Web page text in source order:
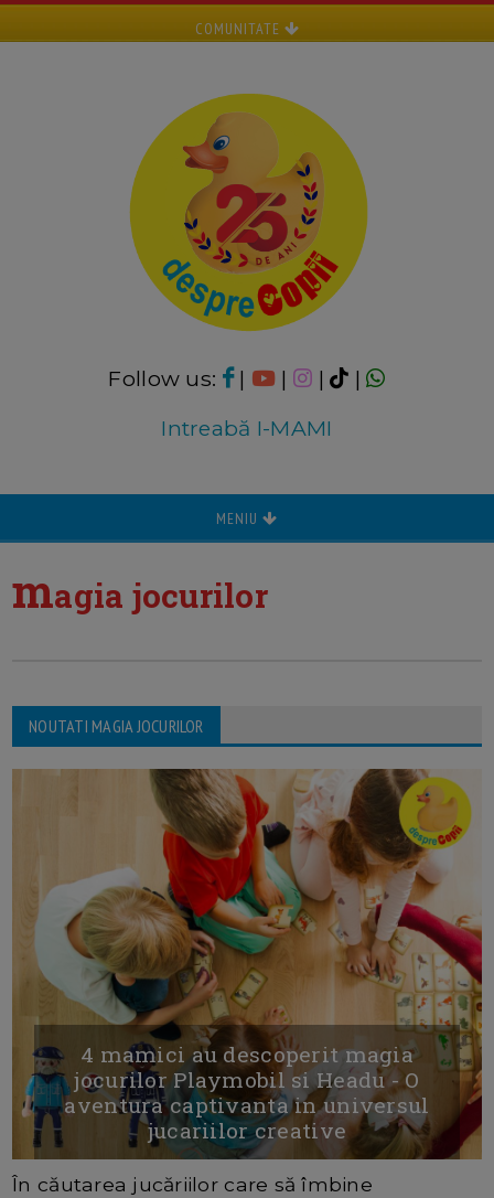
COMUNITATE
Follow us: | | |
|
Intreabă I-MAMI
MENIU
magia jocurilor
NOUTATI MAGIA JOCURILOR
4 mamici au descoperit magia
jocurilor Playmobil si Headu - O
aventura captivanta in universul
jucariilor creative
În căutarea jucăriilor care să îmbine